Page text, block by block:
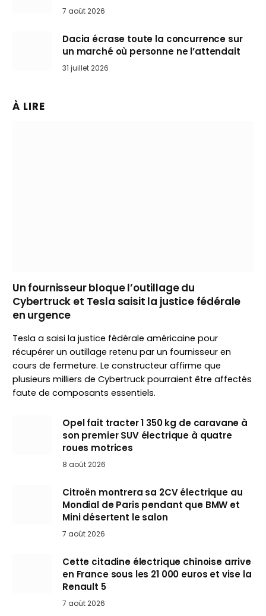
Mini désertent le salon
7 août 2026
Dacia écrase toute la concurrence sur
un marché où personne ne l’attendait
31 juillet 2026
À LIRE
Un fournisseur bloque l’outillage du
Cybertruck et Tesla saisit la justice fédérale
en urgence
Tesla a saisi la justice fédérale américaine pour
récupérer un outillage retenu par un fournisseur en
cours de fermeture. Le constructeur affirme que
plusieurs milliers de Cybertruck pourraient être affectés
faute de composants essentiels.
Opel fait tracter 1 350 kg de caravane à
son premier SUV électrique à quatre
roues motrices
8 août 2026
Citroën montrera sa 2CV électrique au
Mondial de Paris pendant que BMW et
Mini désertent le salon
7 août 2026
Cette citadine électrique chinoise arrive
en France sous les 21 000 euros et vise la
Renault 5
7 août 2026